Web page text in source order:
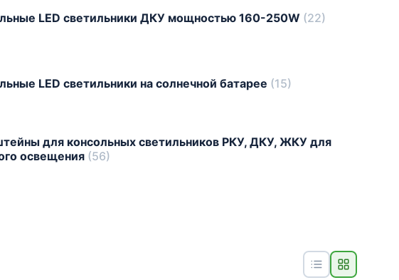
LED светильники ДКУ мощностью 160-250W (22)
LED светильники на солнечной батарее (15)
для консольных светильников РКУ, ДКУ, ЖКУ для
освещения (56)